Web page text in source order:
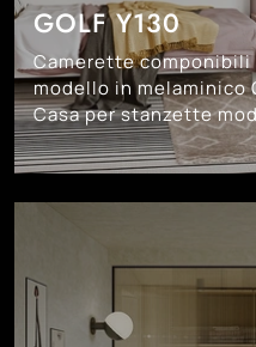
GOLF Y130
Camerette componibili
modello in melaminico
Casa per stanzette